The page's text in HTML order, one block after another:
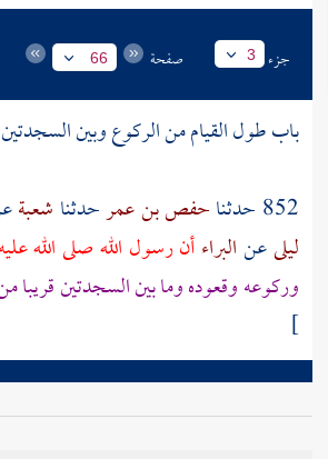
جزء 3 صفحة 66
باب طول القيام من الركوع وبين السجدتين
852 حدثنا
حفص بن عمرحدثنا شعبة
ليلىعنالبراءأن رسول الله صلى الله
وركوعه وقعوده وما بين السجدتين قريبا
]